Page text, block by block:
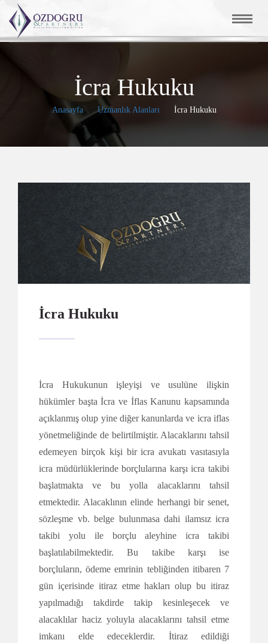
İcra Hukuku
Anasayfa Uzmanlık Alanları İcra Hukuku
İcra Hukuku
İcra Hukukunun işleyişi ve usulüne ilişkin
hükümler başta İcra ve İflas Kanunu kapsamında
açıklanmış olup yine diğer kanunlarda ve icra iflas
yönetmeliğinde de belirtilmiştir. Alacaklarını tahsil
edemeyen birçok kişi bir icra avukatı vasıtasıyla
icra müdürlüklerinde borçlularına karşı icra takibi
başlatmakta ve bu yolla alacaklarını tahsil
etmektedir. Alacaklının elinde herhangi bir senet,
sözleşme vb. belge bulunmasa dahi ilamsız icra
takibi yolu ile borçlu aleyhine icra takibi
başlatılabilmektedir. Bu takibe karşı ise
borçluların, ödeme emrinin tebliğinden itibaren 7
gün içerisinde itiraz etme hakları olup bu itiraz
yapılmadığı takdirde takip kesinleşecek ve
alacaklılar haciz yoluyla alacaklarını tahsil etme
imkanı elde edeceklerdir. İtiraz edildiği